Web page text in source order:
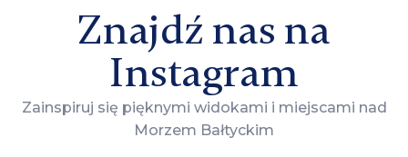
Znajdź nas na
Instagram
Zainspiruj się pięknymi widokami i miejscami nad
Morzem Bałtyckim